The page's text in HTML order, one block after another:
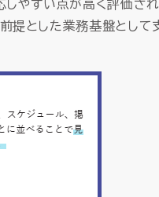
やすい点が高く評価され
提とした業務基盤として